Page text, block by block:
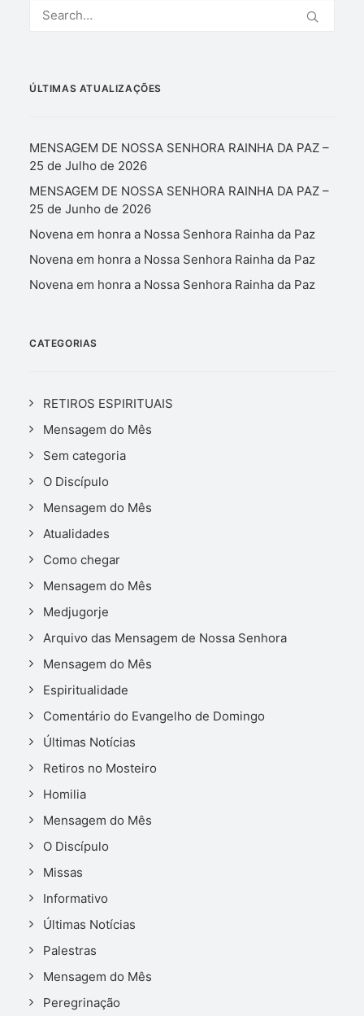
ÚLTIMAS ATUALIZAÇÕES
MENSAGEM DE NOSSA SENHORA RAINHA DA PAZ –
25 de Julho de 2026
MENSAGEM DE NOSSA SENHORA RAINHA DA PAZ –
25 de Junho de 2026
Novena em honra a Nossa Senhora Rainha da Paz
Novena em honra a Nossa Senhora Rainha da Paz
Novena em honra a Nossa Senhora Rainha da Paz
CATEGORIAS
RETIROS ESPIRITUAIS
Mensagem do Mês
Sem categoria
O Discípulo
Mensagem do Mês
Atualidades
Como chegar
Mensagem do Mês
Medjugorje
Arquivo das Mensagem de Nossa Senhora
Mensagem do Mês
Espiritualidade
Comentário do Evangelho de Domingo
Últimas Notícias
Retiros no Mosteiro
Homilia
Mensagem do Mês
O Discípulo
Missas
Informativo
Últimas Notícias
Palestras
Mensagem do Mês
Peregrinação